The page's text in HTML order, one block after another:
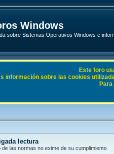
Windows
sobre Sistemas Operativos Windows e
lectura
de las normas no exime de su cumplimiento
Este foro
información sobre las cookies